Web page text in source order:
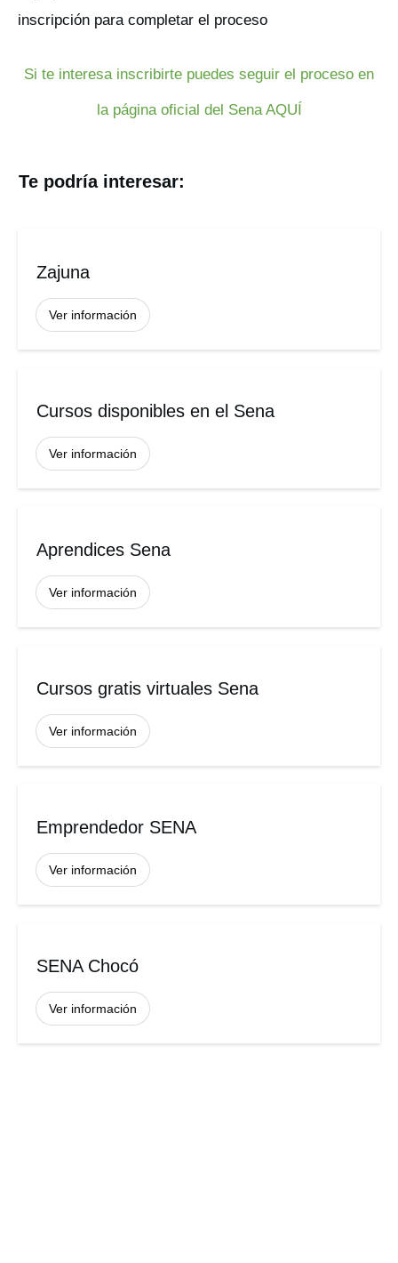
inscripción para completar el proceso
Si te interesa inscribirte puedes seguir el proceso en
la página oficial del Sena AQUÍ
Te podría interesar:
Zajuna
Ver información
Cursos disponibles en el Sena
Ver información
Aprendices Sena
Ver información
Cursos gratis virtuales Sena
Ver información
Emprendedor SENA
Ver información
SENA Chocó
Ver información